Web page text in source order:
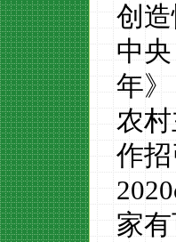
创
中央
年》
农
作
2020
家